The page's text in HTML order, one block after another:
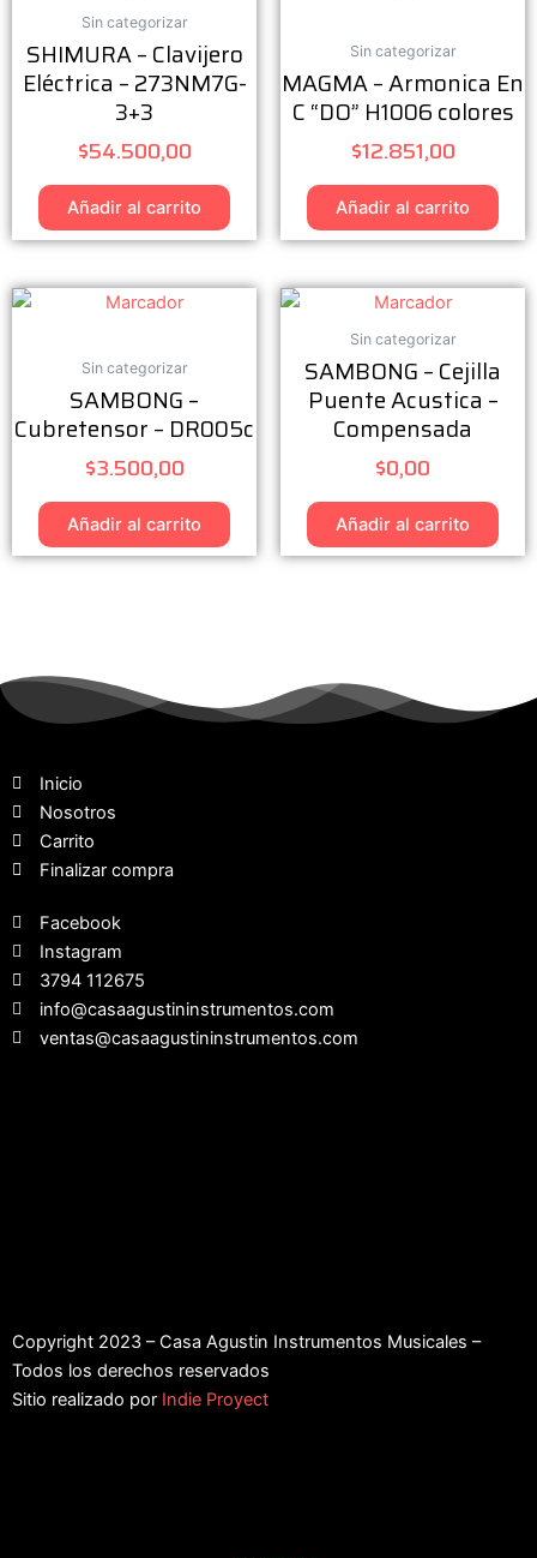
Sin categorizar
SHIMURA – Clavijero
Eléctrica – 273NM7G-
3+3
$54.500,00
Añadir al carrito
Sin categorizar
MAGMA – Armonica En
C “DO” H1006 colores
$12.851,00
Añadir al carrito
Sin categorizar
SAMBONG –
Cubretensor – DR005c
$3.500,00
Añadir al carrito
Sin categorizar
SAMBONG – Cejilla
Puente Acustica –
Compensada
$0,00
Añadir al carrito
Inicio
Nosotros
Carrito
Finalizar compra
Facebook
Instagram
3794 112675
info@casaagustininstrumentos.com
ventas@casaagustininstrumentos.com
Copyright 2023 – Casa Agustin Instrumentos Musicales –
Todos los derechos reservados
Sitio realizado por Indie Proyect